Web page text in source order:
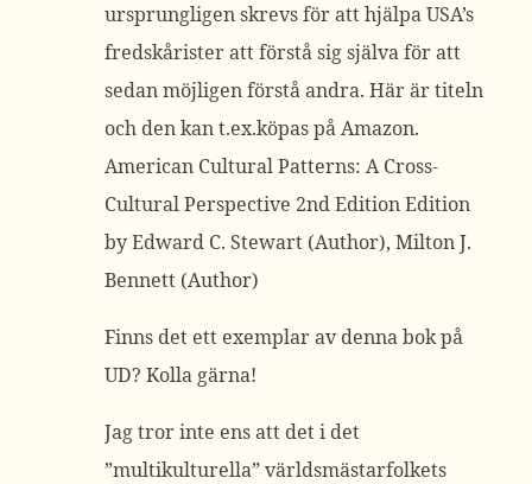
ursprungligen skrevs för att hjälpa USA’s
fredskårister att förstå sig själva för att
sedan möjligen förstå andra. Här är titeln
och den kan t.ex.köpas på Amazon.
American Cultural Patterns: A Cross-
Cultural Perspective 2nd Edition Edition
by Edward C. Stewart (Author), Milton J.
Bennett (Author)
Finns det ett exemplar av denna bok på
UD? Kolla gärna!
Jag tror inte ens att det i det
”multikulturella” världsmästarfolkets